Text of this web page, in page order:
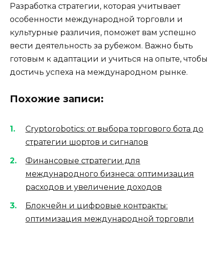
Разработка стратегии, которая учитывает
особенности международной торговли и
культурные различия, поможет вам успешно
вести деятельность за рубежом. Важно быть
готовым к адаптации и учиться на опыте, чтобы
достичь успеха на международном рынке.
Похожие записи:
Cryptorobotics: от выбора торгового бота до
стратегии шортов и сигналов
Финансовые стратегии для
международного бизнеса: оптимизация
расходов и увеличение доходов
Блокчейн и цифровые контракты:
оптимизация международной торговли